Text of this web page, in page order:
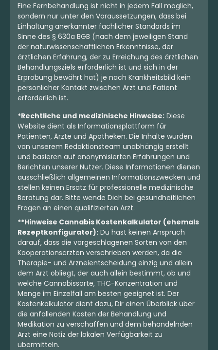
Eine Fernbehandlung ist nicht in jedem Fall möglich,
sondern nur unter den Voraussetzungen, dass bei
Einhaltung anerkannter fachlicher Standards im
Sinne des § 630a BGB (nach dem jeweiligen Stand
der naturwissenschaftlichen Erkenntnisse, der
ärztlichen Erfahrung, der zu Erreichung des ärztlichen
Behandlungsziels erforderlich ist und sich in der
Erprobung bewährt hat) je nach Krankheitsbild kein
persönlicher Kontakt zwischen Arzt und Patient
erforderlich ist.
*Rechtliche und medizinische Hinweise: Diese
Website dient als Informationsplattform für
Patienten, Ärzte und Apotheken. Die Inhalte wurden
von unserem Redaktionsteam unabhängig erstellt
und basieren auf anonymisierten Erfahrungen und
Berichten unserer Nutzer. Diese Informationen dienen
ausschließlich allgemeinen Informationszwecken und
stellen keinen Ersatz für professionelle medizinische
Beratung dar. Bitte wende Dich bei gesundheitlichen
Fragen an einen qualifizierten Arzt.
**Hinweise Cannabis Kostenkalkulator (ehemals
Rezeptkonfigurator): Du hast keinen Anspruch
darauf, dass die vorgeschlagenen Sorten von den
Kooperationsärzten verschrieben werden, da die
Therapie- und Arzneientscheidung einzig und allein
dem Arzt obliegt, der auch allein bestimmt, ob und
welche Cannabissorte, THC-Konzentration und
Menge im Einzelfall am besten geeignet ist. Der
Kostenkalkulator dient dazu, Dir einen Überblick über
die anfallenden Kosten der Behandlung und
Medikation zu verschaffen und dem behandelnden
Arzt eine Notiz der lokalen Verfügbarkeit zu
übermitteln.